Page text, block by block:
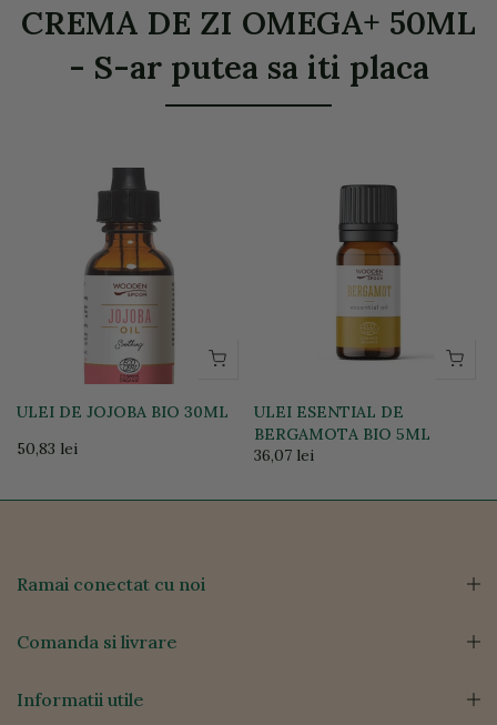
CREMA DE ZI OMEGA+ 50ML
- S-ar putea sa iti placa
ULEI DE JOJOBA BIO 30ML
50,83 lei
ULEI ESENTIAL DE
BERGAMOTA BIO 5ML
36,07 lei
Ramai conectat cu noi
Comanda si livrare
Informatii utile